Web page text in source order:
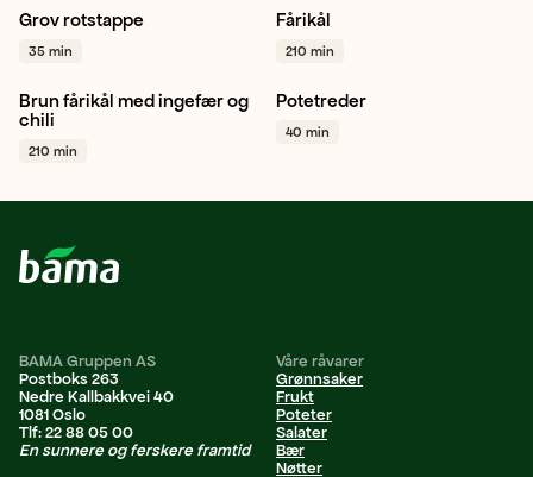
Kålrot Gulrot
+ 1
Grov rotstappe
35 min
Hodekål
+ 1
Fårikål
210 min
Hodekål Gul løk
Hvitløk
Brun fårikål med ingefær og
chili
210 min
Potet
Hverdagsmat
Vegetar / plantebasert
Potetreder
40 min
BAMA Gruppen AS
Postboks 263
Nedre Kallbakkvei 40
1081 Oslo
Tlf: 22 88 05 00
En sunnere og ferskere framtid
Våre råvarer
Grønnsaker
Frukt
Poteter
Salater
Bær
Nøtter